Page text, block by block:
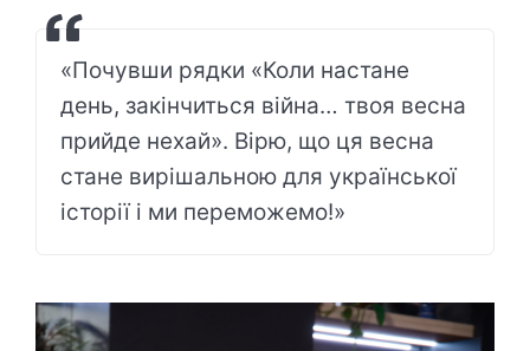
«Почувши рядки «Коли настане
день, закінчиться війна… твоя весна
прийде нехай». Вірю, що ця весна
стане вирішальною для української
історії і ми переможемо!»